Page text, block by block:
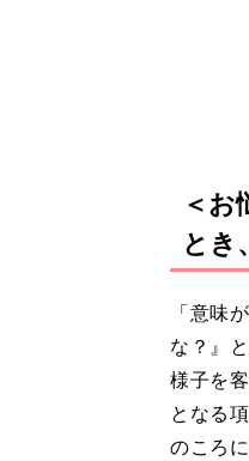
＜お
とき
「意味
な？』
様子を
となる
のころ